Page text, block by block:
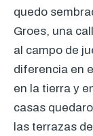
quedo
Groes, una
al campo de
diferencia en
en la tierra y
casas
las terrazas